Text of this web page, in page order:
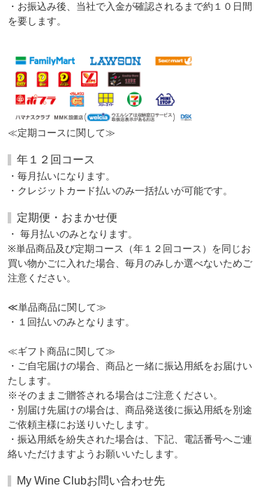
・お振込み後、当社で入金が確認されるまで約１０日間
を要します。
≪定期コースに関して≫
年１２回コース
・毎月払いになります。
・クレジットカード払いのみ一括払いが可能です。
定期便・おまかせ便
・ 毎月払いのみとなります。
※単品商品及び定期コース（年１２回コース）を同じお
買い物かごに入れた場合、毎月のみしか選べないためご
注意ください。
≪単品商品に関して≫
・１回払いのみとなります。
≪ギフト商品に関して≫
・ご自宅届けの場合、商品と一緒に振込用紙をお届けい
たします。
※そのままご贈答される場合はご注意ください。
・別届け先届けの場合は、商品発送後に振込用紙を別途
ご依頼主様にお送りいたします。
・振込用紙を紛失された場合は、下記、電話番号へご連
絡いただけますようお願いいたします。
My Wine Clubお問い合わせ先